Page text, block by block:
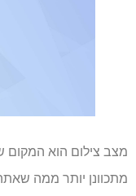
מצב צילום הוא המקום
מתכוונן יותר ממה